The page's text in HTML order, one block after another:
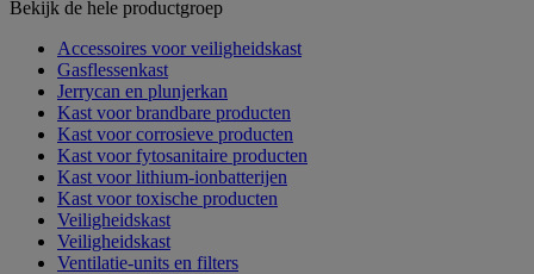
Bekijk de hele productgroep
Accessoires voor veiligheidskast
Gasflessenkast
Jerrycan en plunjerkan
Kast voor brandbare producten
Kast voor corrosieve producten
Kast voor fytosanitaire producten
Kast voor lithium-ionbatterijen
Kast voor toxische producten
Veiligheidskast
Veiligheidskast
Ventilatie-units en filters